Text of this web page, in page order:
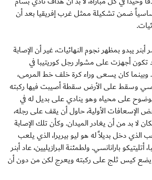
ضمن تشكيلة ممثل غرب إفريقيا بعد أن
أبنر يبدو بمظهر نجوم النهائيات، غير أن الإصابة
تكون أجهزت على مشوار رجل كوريتيبا في
وبينما كان يسعى وراء كرة خلف خط المرمى،
وسقط على الأرض سقطة أصيبت فيها ركبته
بوضوح على محياه وهو ينادي على بديل له في
الإسعافات الأولية، حاول أن يقف على رجله،
لا بد من أن يغادر الميدان. وكأن تلك الإصابة
الذي دخل بديلاً له هو ليو بيريرا، الذي يلعب
بارانانسي. ولطمئنة البرازيليين، عاد أبنر
يضع كيس ثلج على ركبته ويعرج لكن من دون أن